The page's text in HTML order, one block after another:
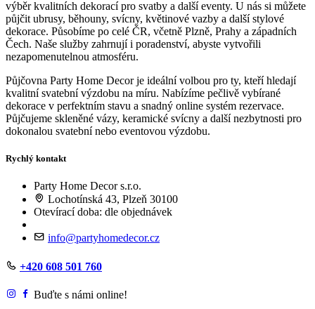
výběr kvalitních dekorací pro svatby a další eventy. U nás si můžete
půjčit ubrusy, běhouny, svícny, květinové vazby a další stylové
dekorace. Působíme po celé ČR, včetně Plzně, Prahy a západních
Čech. Naše služby zahrnují i poradenství, abyste vytvořili
nezapomenutelnou atmosféru.
Půjčovna Party Home Decor je ideální volbou pro ty, kteří hledají
kvalitní svatební výzdobu na míru. Nabízíme pečlivě vybírané
dekorace v perfektním stavu a snadný online systém rezervace.
Půjčujeme skleněné vázy, keramické svícny a další nezbytnosti pro
dokonalou svatební nebo eventovou výzdobu.
Rychlý kontakt
Party Home Decor s.r.o.
Lochotínská 43, Plzeň 30100
Otevírací doba: dle objednávek
info@partyhomedecor.cz
+420 608 501 760
Buďte s námi online!